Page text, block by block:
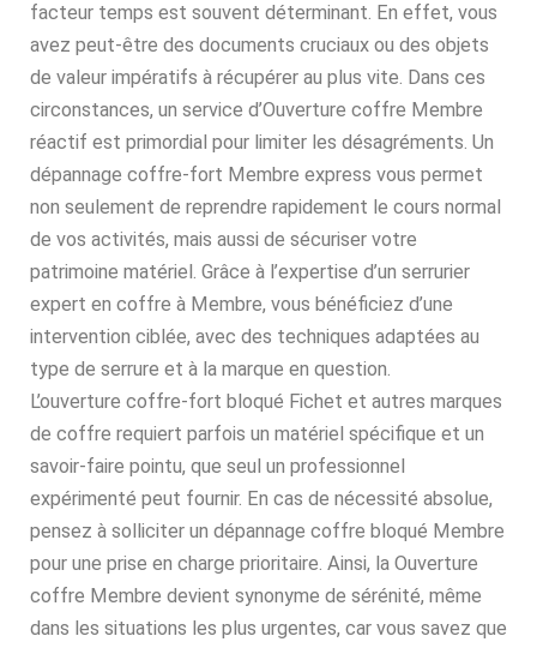
facteur temps est souvent déterminant. En effet, vous
avez peut-être des documents cruciaux ou des objets
de valeur impératifs à récupérer au plus vite. Dans ces
circonstances, un service d’Ouverture coffre Membre
réactif est primordial pour limiter les désagréments. Un
dépannage coffre-fort Membre express vous permet
non seulement de reprendre rapidement le cours normal
de vos activités, mais aussi de sécuriser votre
patrimoine matériel. Grâce à l’expertise d’un serrurier
expert en coffre à Membre, vous bénéficiez d’une
intervention ciblée, avec des techniques adaptées au
type de serrure et à la marque en question.
L’ouverture coffre-fort bloqué Fichet et autres marques
de coffre requiert parfois un matériel spécifique et un
savoir-faire pointu, que seul un professionnel
expérimenté peut fournir. En cas de nécessité absolue,
pensez à solliciter un dépannage coffre bloqué Membre
pour une prise en charge prioritaire. Ainsi, la Ouverture
coffre Membre devient synonyme de sérénité, même
dans les situations les plus urgentes, car vous savez que